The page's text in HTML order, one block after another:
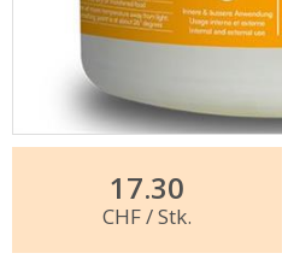
17.30
CHF/ Stk.